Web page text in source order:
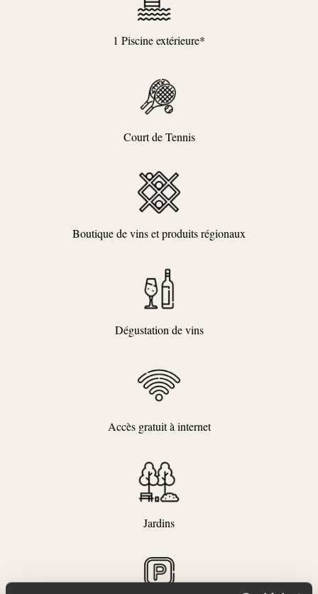
1 Piscine extérieure*
Court de Tennis
Boutique de vins et produits régionaux
Dégustation de vins
Accès gratuit à internet
Jardins